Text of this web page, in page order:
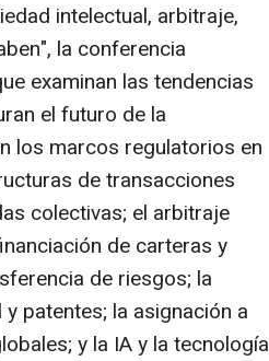
intelectual, arbitraje,
la conferencia
examinan las tendencias
el futuro de la
los marcos regulatorios en
de transacciones
colectivas; el arbitraje
de carteras y
de riesgos; la
patentes; la asignación a
y la IA y la tecnología